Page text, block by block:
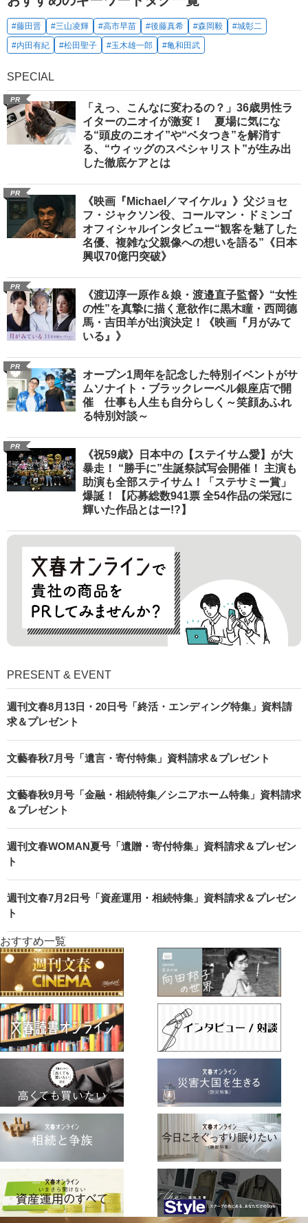
#藤田晋 #三山凌輝 #高市早苗 #後藤真希 #森岡毅
#城彰二
#内田有紀
#松田聖子 #玉木雄一郎 #亀和田武
SPECIAL
PR
「えっ、こんなに変わるの？」36歳男性ラ
イターのニオイが激変！ 夏場に気にな
る“頭皮のニオイ”や“ベタつき”を解消す
る、“ウィッグのスペシャリスト”が生み出
した徹底ケアとは
PR
《映画『Michael／マイケル』》父ジョセ
フ・ジャクソン役、コールマン・ドミンゴ
オフィシャルインタビュー“観客を魅了した
名優、複雑な父親像への想いを語る”《日本
興収70億円突破》
PR
《渡辺淳一原作＆娘・渡邉直子監督》“女性
の性”を真摯に描く意欲作に黒木瞳・西岡德
馬・吉田羊が出演決定！《映画『月がみて
いる』》
PR
オープン1周年を記念した特別イベントがサ
ムソナイト・ブラックレーベル銀座店で開
催 仕事も人生も自分らしく～笑顔あふれ
る特別対談～
PR
《祝59歳》日本中の【ステイサム愛】が大
暴走！ “勝手に”生誕祭試写会開催！ 主演も
助演も全部ステイサム！「ステサミー賞」
爆誕！【応募総数941票 全54作品の栄冠に
輝いた作品とはー!?】
PRESENT & EVENT
週刊文春8月13日・20日号「終活・エンディング特集」資料請
求＆プレゼント
文藝春秋7月号「遺言・寄付特集」資料請求＆プレゼント
文藝春秋9月号「金融・相続特集／シニアホーム特集」資料請求
＆プレゼント
週刊文春WOMAN夏号「遺贈・寄付特集」資料請求＆プレゼン
ト
週刊文春7月2日号「資産運用・相続特集」資料請求＆プレゼン
ト
おすすめ一覧